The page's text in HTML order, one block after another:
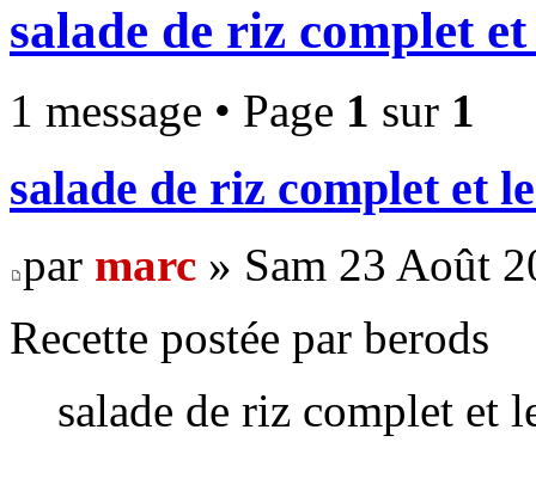
salade de riz complet
1 message • Page 1 sur 1
salade de riz complet et
par marc » Sam 23 Août
Recette postée par berods
salade de riz complet et